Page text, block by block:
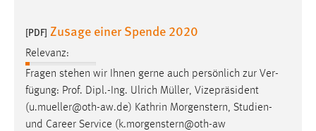
[PDF] Zusage einer Spende 2020
Relevanz:
Fragen stehen wir Ihnen gerne auch persönlich zur Ver-
fügung: Prof. Dipl.-Ing. Ulrich Müller, Vizepräsident
(u.mueller@oth-aw.de) Kathrin Morgenstern, Studien-
und Career Service (k.morgenstern@oth-aw